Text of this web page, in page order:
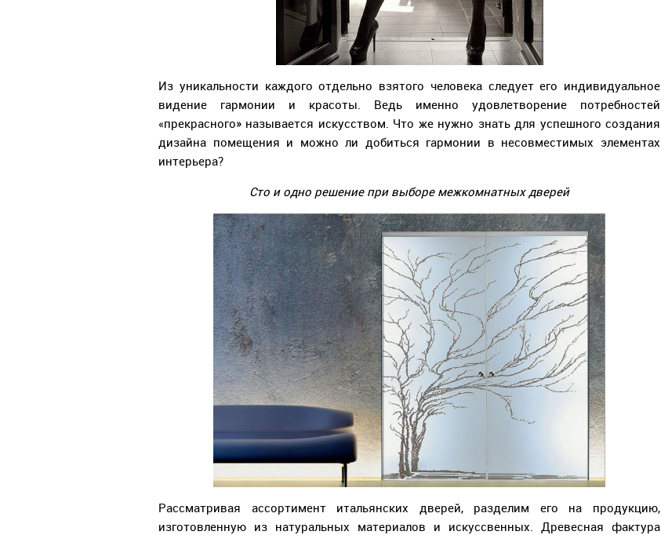
Из уникальности каждого отдельно взятого человека следует его индивидуальное
видение гармонии и красоты. Ведь именно удовлетворение потребностей
«прекрасного» называется искусством. Что же нужно знать для успешного создания
дизайна помещения и можно ли добиться гармонии в несовместимых элементах
интерьера?
Сто и одно решение при выборе межкомнатных дверей
Рассматривая ассортимент итальянских дверей, разделим его на продукцию,
изготовленную из натуральных материалов и искуссвенных. Древесная фактура